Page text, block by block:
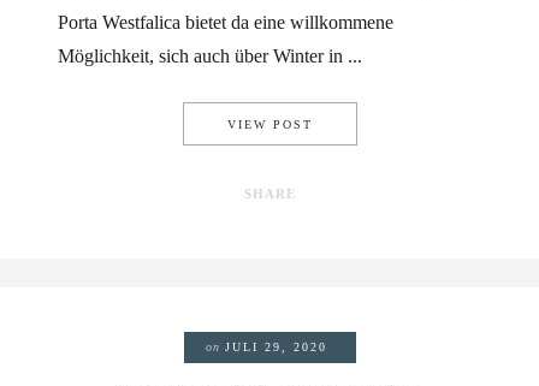
Porta Westfalica bietet da eine willkommene
Möglichkeit, sich auch über Winter in ...
VIEW POST
SHARE
on JULI 29, 2020